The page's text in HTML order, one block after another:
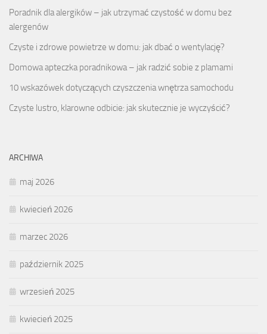
Poradnik dla alergików – jak utrzymać czystość w domu bez
alergenów
Czyste i zdrowe powietrze w domu: jak dbać o wentylację?
Domowa apteczka poradnikowa – jak radzić sobie z plamami
10 wskazówek dotyczących czyszczenia wnętrza samochodu
Czyste lustro, klarowne odbicie: jak skutecznie je wyczyścić?
ARCHIWA
maj 2026
kwiecień 2026
marzec 2026
październik 2025
wrzesień 2025
kwiecień 2025